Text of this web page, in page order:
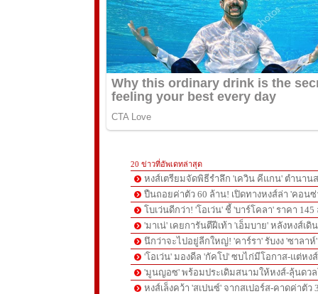
20 ข่าวที่อัพเดทล่าสุด
หงส์เตรียมจัดพิธีรำลึก 'เควิน คีแกน' ตำนาน
ปืนถอยค่าตัว 60 ล้าน! เปิดทางหงส์ล่า 'คอนซ่
โบเว่นดีกว่า! 'โอเว่น' ชี้ 'บาร์โคลา' ราคา
'มาเน่' เคยการันตีฝีเท้า 'เอ็มบาย' หลังหงส์เดิ
นึกว่าจะไปอยู่ลีกใหญ่! 'คาร์รา' รับงง 'ซาลา
'โอเว่น' มองดีล 'กัคโป' ซบไก่มีโอกาส-แต่ห
'มูนญอซ' พร้อมประเดิมสนามให้หงส์-ลุ้นดว
หงส์เล็งคว้า 'สเปนซ์' จากสเปอร์ส-คาดค่าตัว